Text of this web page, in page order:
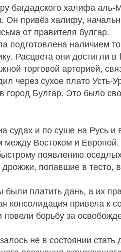
багдадского халифа
привёз халифу,
от правителя булгар.
подготовлена наличием
Расцвета они достигли
торговой артерией,
через сухое плато Усть-
Булгар. Это было
судах и по суше на Русь
между Востоком и
появлению
попавшие в тесто,
платить дань, а их
консолидация привела к
борьбу за
не в состоянии стать